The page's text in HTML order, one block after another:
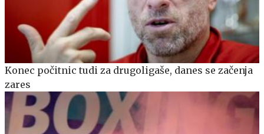
Konec počitnic tudi za drugoligaše, danes se začenja
zares